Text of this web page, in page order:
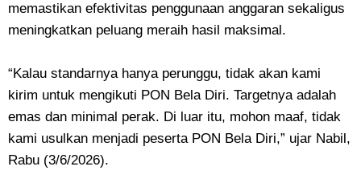
memastikan efektivitas penggunaan anggaran sekaligus
meningkatkan peluang meraih hasil maksimal.
“Kalau standarnya hanya perunggu, tidak akan kami
kirim untuk mengikuti PON Bela Diri. Targetnya adalah
emas dan minimal perak. Di luar itu, mohon maaf, tidak
kami usulkan menjadi peserta PON Bela Diri,” ujar Nabil,
Rabu (3/6/2026).